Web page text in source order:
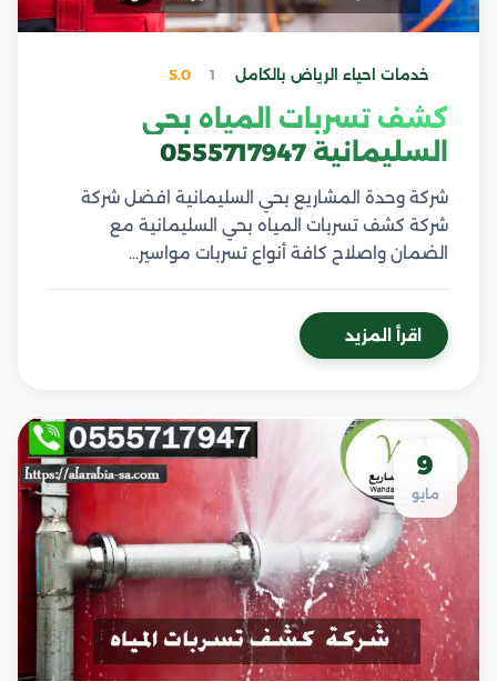
خدمات احياء الرياض بالكامل 1
5.0
كشف تسربات المياه بحي
السليمانية 0555717947
شركة وحدة المشاريع بحي السليمانية افضل شركة
شركة كشف تسربات المياه بحي السليمانية مع
الضمان واصلاح كافة أنواع تسربات مواسير…
اقرأ المزيد
9
مايو